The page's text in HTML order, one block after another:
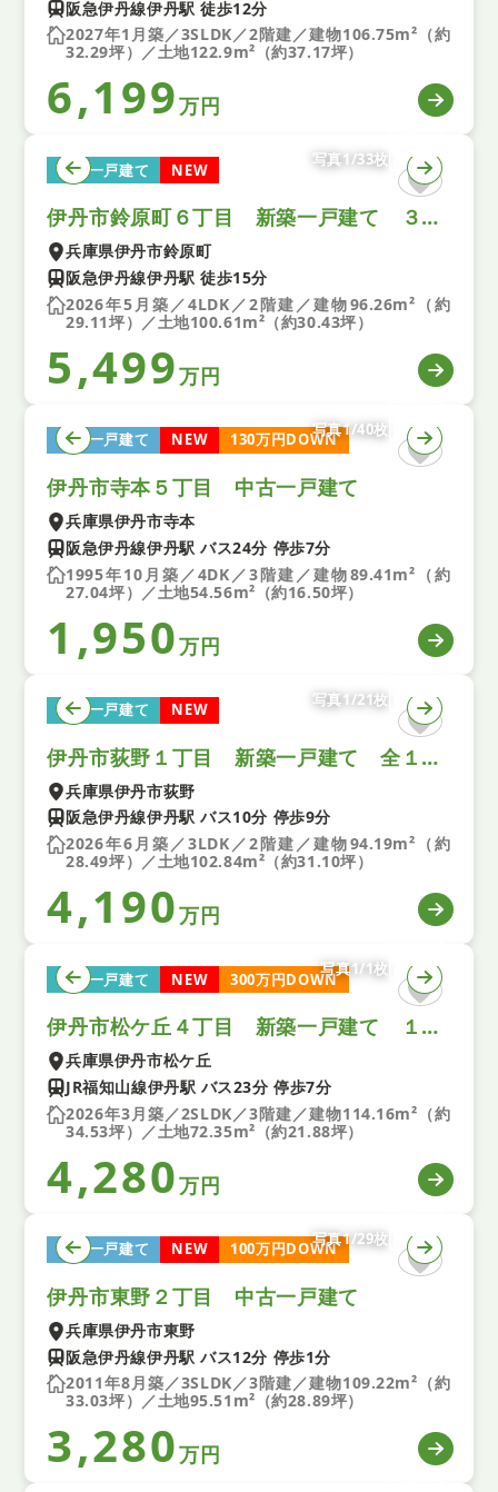
阪急伊丹線伊丹駅 徒歩12分
2027年1月築／3SLDK／2階建／建物106.75m²（約
32.29坪）／土地122.9m²（約37.17坪）
6,199万円
新築一戸建て NEW
写真1/33枚
伊丹市鈴原町６丁目 新築一戸建て ３期 全１区画
兵庫県伊丹市鈴原町
阪急伊丹線伊丹駅 徒歩15分
2026年5月築／4LDK／2階建／建物96.26m²（約
29.11坪）／土地100.61m²（約30.43坪）
5,499万円
中古一戸建て NEW 130万円DOWN
写真1/40枚
伊丹市寺本５丁目 中古一戸建て
兵庫県伊丹市寺本
阪急伊丹線伊丹駅 バス24分 停歩7分
1995年10月築／4DK／3階建／建物89.41m²（約
27.04坪）／土地54.56m²（約16.50坪）
1,950万円
新築一戸建て NEW
写真1/21枚
伊丹市荻野１丁目 新築一戸建て 全１区画
兵庫県伊丹市荻野
阪急伊丹線伊丹駅 バス10分 停歩9分
2026年6月築／3LDK／2階建／建物94.19m²（約
28.49坪）／土地102.84m²（約31.10坪）
4,190万円
新築一戸建て NEW 300万円DOWN
写真1/1枚
伊丹市松ケ丘４丁目 新築一戸建て １号地
兵庫県伊丹市松ケ丘
JR福知山線伊丹駅 バス23分 停歩7分
2026年3月築／2SLDK／3階建／建物114.16m²（約
34.53坪）／土地72.35m²（約21.88坪）
4,280万円
中古一戸建て NEW 100万円DOWN
写真1/29枚
伊丹市東野２丁目 中古一戸建て
兵庫県伊丹市東野
阪急伊丹線伊丹駅 バス12分 停歩1分
2011年8月築／3SLDK／3階建／建物109.22m²（約
33.03坪）／土地95.51m²（約28.89坪）
3,280万円